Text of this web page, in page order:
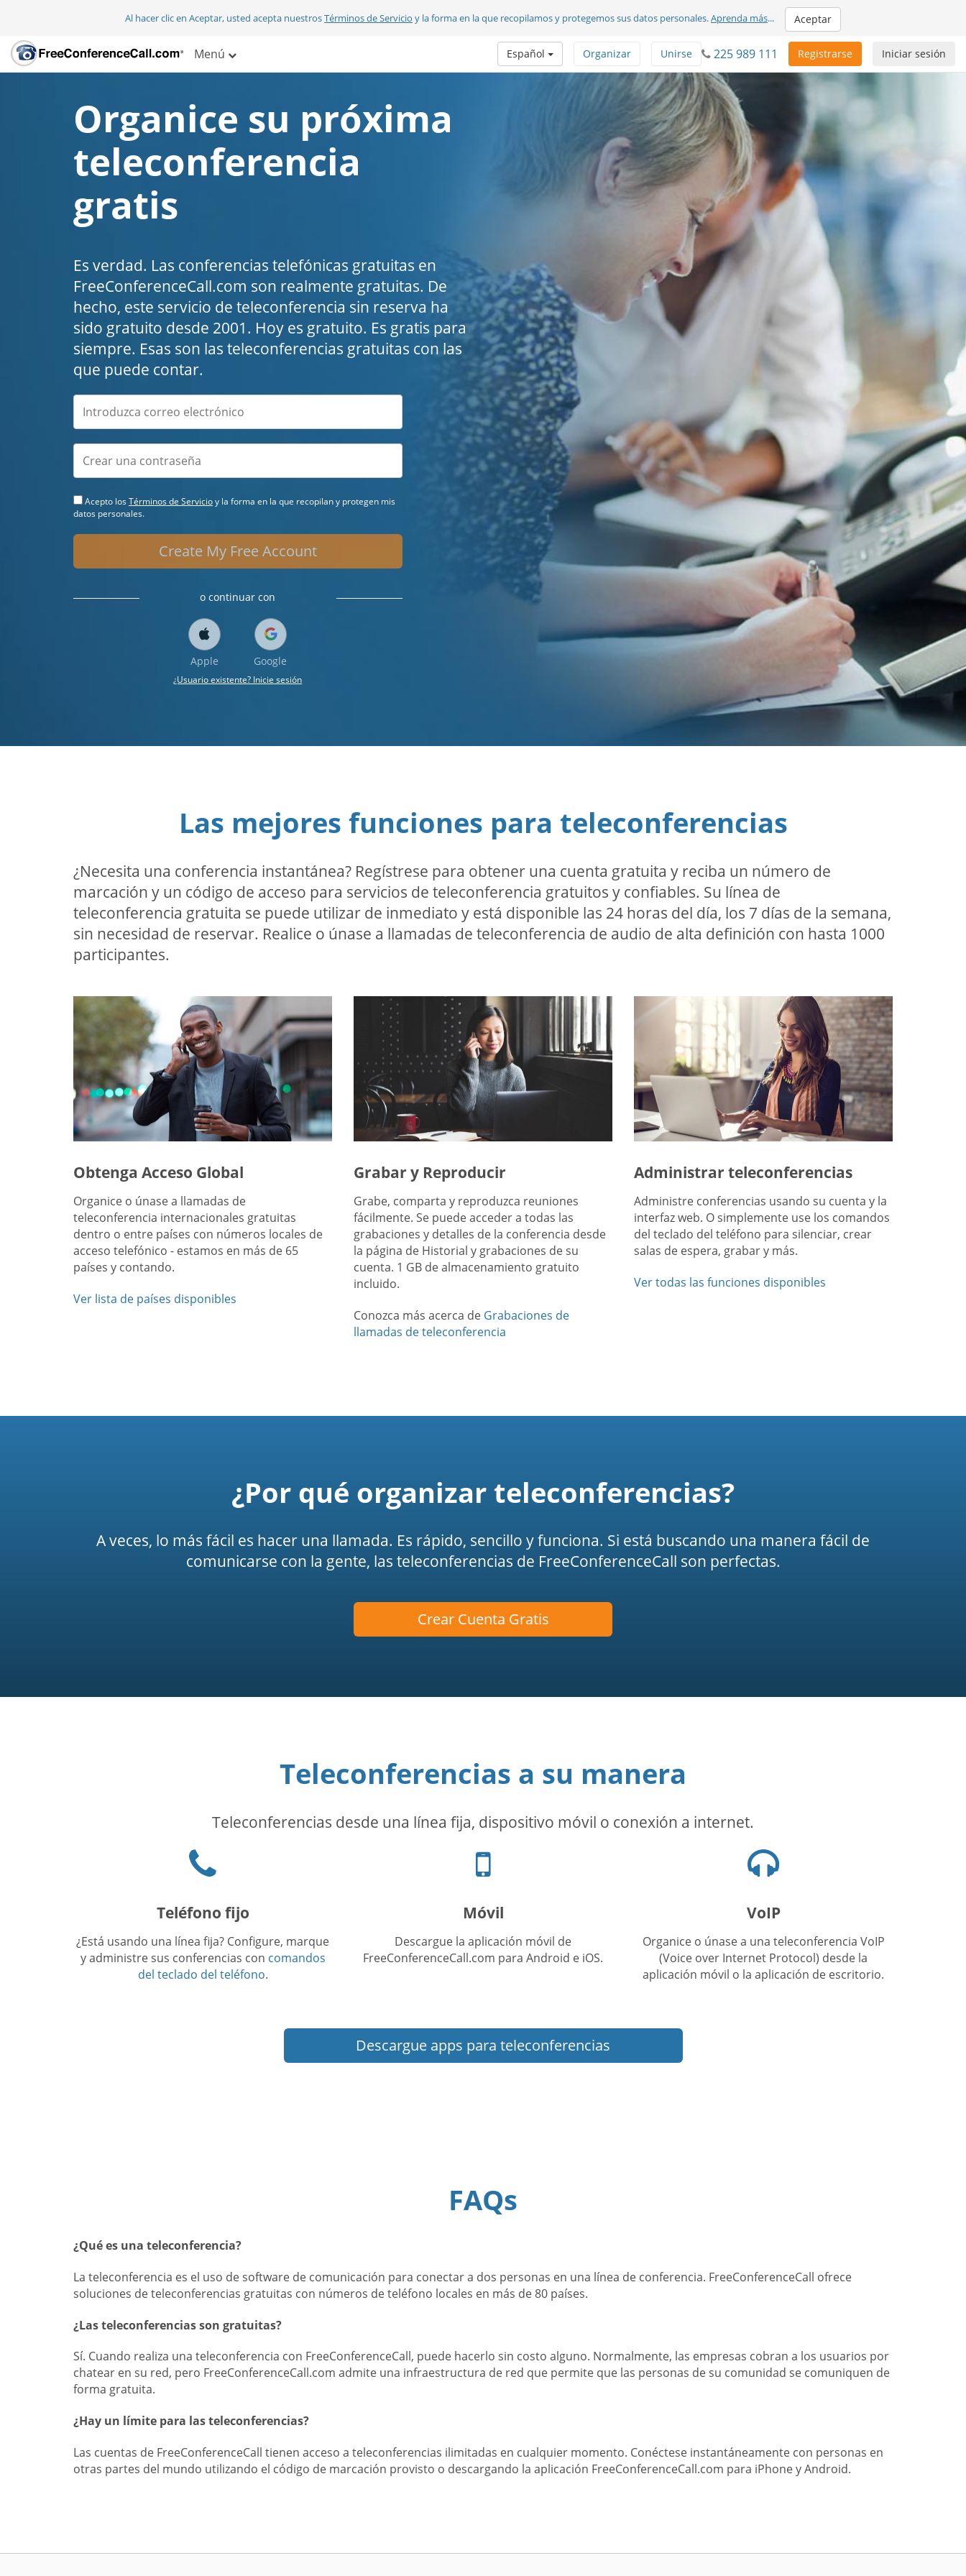
Al hacer clic en Aceptar, usted acepta nuestrosTérminos de Servicio y la forma en la que recopilamos y protegemos sus datos personales.Aprenda más... Aceptar
Menú Iniciar sesión
Registrarse
225 989 111
Unirse
Organizar
Español
Organice su próxima
teleconferencia
gratis
Es verdad. Las conferencias telefónicas gratuitas en
FreeConferenceCall.com son realmente gratuitas. De
hecho, este servicio de teleconferencia sin reserva ha
sido gratuito desde 2001. Hoy es gratuito. Es gratis para
siempre. Esas son las teleconferencias gratuitas con las
que puede contar.
Acepto los Términos de Servicioy la forma en la que recopilan y protegen mis
datos personales.
Create My Free Account
o continuar con
Apple Google
¿Usuario existente? Inicie sesión
Las mejores funciones para teleconferencias
¿Necesita una conferencia instantánea? Regístrese para obtener una cuenta gratuita y reciba un número de
marcación y un código de acceso para servicios de teleconferencia gratuitos y confiables. Su línea de
teleconferencia gratuita se puede utilizar de inmediato y está disponible las 24 horas del día, los 7 días de la semana,
sin necesidad de reservar. Realice o únase a llamadas de teleconferencia de audio de alta definición con hasta 1000
participantes.
Obtenga Acceso Global
Organice o únase a llamadas de
teleconferencia internacionales gratuitas
dentro o entre países con números locales de
acceso telefónico - estamos en más de 65
países y contando.
Ver lista de países disponibles
Grabar y Reproducir
Grabe, comparta y reproduzca reuniones
fácilmente. Se puede acceder a todas las
grabaciones y detalles de la conferencia desde
la página de Historial y grabaciones de su
cuenta. 1 GB de almacenamiento gratuito
incluido.
Conozca más acerca de Grabaciones de
llamadas de teleconferencia
Administrar teleconferencias
Administre conferencias usando su cuenta y la
interfaz web. O simplemente use los comandos
del teclado del teléfono para silenciar, crear
salas de espera, grabar y más.
Ver todas las funciones disponibles
¿Por qué organizar teleconferencias?
A veces, lo más fácil es hacer una llamada. Es rápido, sencillo y funciona. Si está buscando una manera fácil de
comunicarse con la gente, las teleconferencias de FreeConferenceCall son perfectas.
Crear Cuenta Gratis
Teleconferencias a su manera
Teleconferencias desde una línea fija, dispositivo móvil o conexión a internet.
icon
Teléfono fijo
¿Está usando una línea fija? Configure, marque
y administre sus conferencias con comandos
del teclado del teléfono.
Icono
de
celular
Móvil
Descargue la aplicación móvil de
FreeConferenceCall.com para Android e iOS.
de
VoIP
Organice o únase a una teleconferencia VoIP
(Voice over Internet Protocol) desde la
aplicación móvil o la aplicación de escritorio.
Descargue apps para teleconferencias
FAQs
¿Qué es una teleconferencia?
La teleconferencia es el uso de software de comunicación para conectar a dos personas en una línea de conferencia. FreeConferenceCall ofrece
soluciones de teleconferencias gratuitas con números de teléfono locales en más de 80 países.
¿Las teleconferencias son gratuitas?
Sí. Cuando realiza una teleconferencia con FreeConferenceCall, puede hacerlo sin costo alguno. Normalmente, las empresas cobran a los usuarios por
chatear en su red, pero FreeConferenceCall.com admite una infraestructura de red que permite que las personas de su comunidad se comuniquen de
forma gratuita.
¿Hay un límite para las teleconferencias?
Las cuentas de FreeConferenceCall tienen acceso a teleconferencias ilimitadas en cualquier momento. Conéctese instantáneamente con personas en
otras partes del mundo utilizando el código de marcación provisto o descargando la aplicación FreeConferenceCall.com para iPhone y Android.